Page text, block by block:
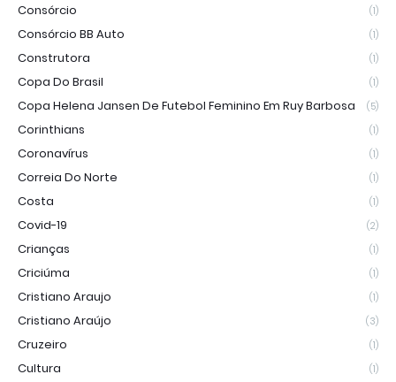
Consórcio (1)
Consórcio BB Auto (1)
Construtora (1)
Copa Do Brasil (1)
Copa Helena Jansen De Futebol Feminino Em Ruy Barbosa (5)
Corinthians (1)
Coronavírus (1)
Correia Do Norte (1)
Costa (1)
Covid-19 (2)
Crianças (1)
Criciúma (1)
Cristiano Araujo (1)
Cristiano Araújo (3)
Cruzeiro (1)
Cultura (1)